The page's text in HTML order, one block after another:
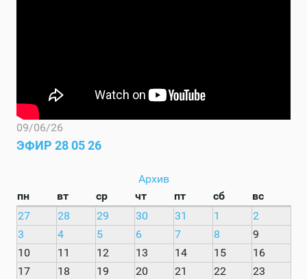
09/06/26
ЭФИР 28 05 26
Архив
пн
вт ср чт пт сб
вс
27
28 29 30 31 1
2
3
4 5 6 7 8
9
10
11 12 13 14 15
16
17
18 19 20 21 22
23